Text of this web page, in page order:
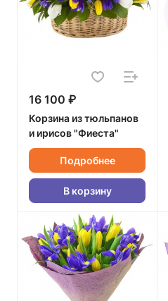
16 100 ₽
Корзина из тюльпанов
и ирисов "Фиеста"
Подробнее
В корзину